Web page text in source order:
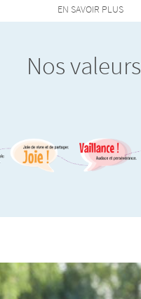
EN SAVOIR PLUS
Nos valeurs